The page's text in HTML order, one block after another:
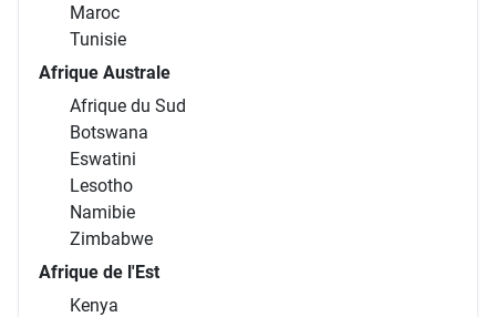
Maroc
Tunisie
Afrique Australe
Afrique du Sud
Botswana
Eswatini
Lesotho
Namibie
Zimbabwe
Afrique de l'Est
Kenya